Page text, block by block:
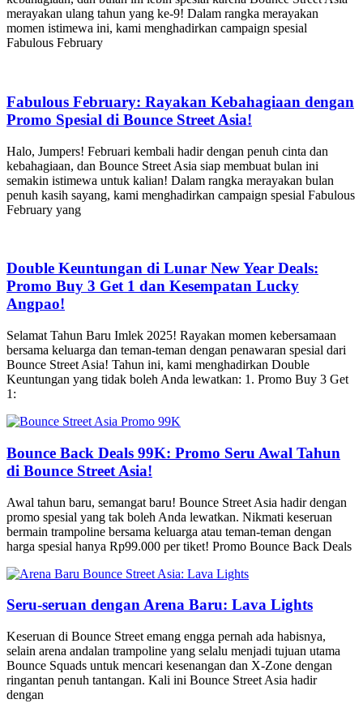
merayakan ulang tahun yang ke-9! Dalam rangka merayakan
momen istimewa ini, kami menghadirkan campaign spesial
Fabulous February
Fabulous February: Rayakan Kebahagiaan dengan
Promo Spesial di Bounce Street Asia!
Halo, Jumpers! Februari kembali hadir dengan penuh cinta dan
kebahagiaan, dan Bounce Street Asia siap membuat bulan ini
semakin istimewa untuk kalian! Dalam rangka merayakan bulan
penuh kasih sayang, kami menghadirkan campaign spesial Fabulous
February yang
Double Keuntungan di Lunar New Year Deals:
Promo Buy 3 Get 1 dan Kesempatan Lucky
Angpao!
Selamat Tahun Baru Imlek 2025! Rayakan momen kebersamaan
bersama keluarga dan teman-teman dengan penawaran spesial dari
Bounce Street Asia! Tahun ini, kami menghadirkan Double
Keuntungan yang tidak boleh Anda lewatkan: 1. Promo Buy 3 Get
1:
Bounce Back Deals 99K: Promo Seru Awal Tahun
di Bounce Street Asia!
Awal tahun baru, semangat baru! Bounce Street Asia hadir dengan
promo spesial yang tak boleh Anda lewatkan. Nikmati keseruan
bermain trampoline bersama keluarga atau teman-teman dengan
harga spesial hanya Rp99.000 per tiket! Promo Bounce Back Deals
Seru-seruan dengan Arena Baru: Lava Lights
Keseruan di Bounce Street emang engga pernah ada habisnya,
selain arena andalan trampoline yang selalu menjadi tujuan utama
Bounce Squads untuk mencari kesenangan dan X-Zone dengan
ringantan penuh tantangan. Kali ini Bounce Street Asia hadir
dengan